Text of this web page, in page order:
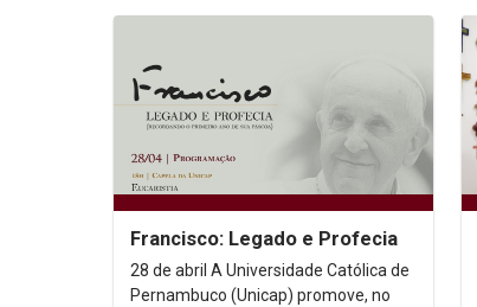
Francisco: Legado e Profecia
28 de abril A Universidade Católica de
Pernambuco (Unicap) promove, no